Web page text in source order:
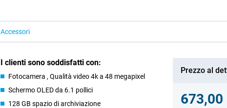
Accessori
I clienti sono soddisfatti con:
Fotocamera , Qualità video 4k a 48 megapixel
Schermo OLED da 6.1 pollici
128 GB spazio di archiviazione
Prezzo al
673,00